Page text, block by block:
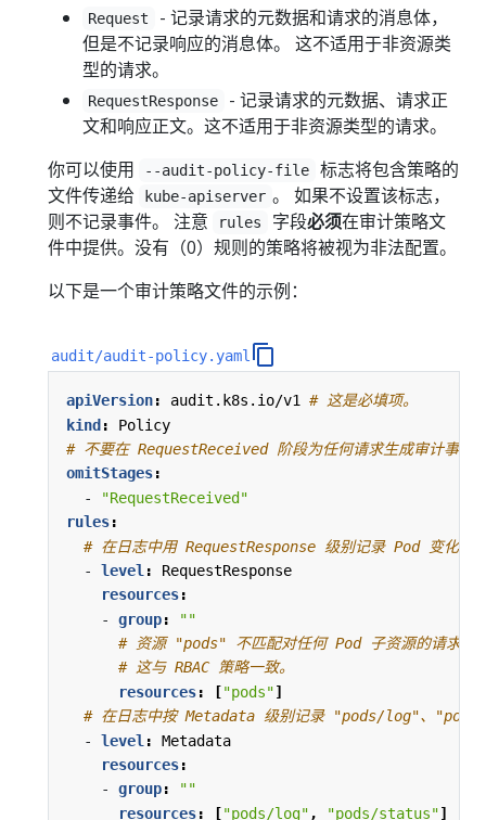
Request
- 记录请求的元数据和请求的消息体，
但是不记录响应的消息体。 这不适用于非资源类
型的请求。
RequestResponse
- 记录请求的元数据、请求正
文和响应正文。这不适用于非资源类型的请求。
你可以使用
--audit-policy-file
标志将包含策略的
文件传递给
kube-apiserver 。 如果不设置该标志，
则不记录事件。 注意
rules 字段必须在审计策略文
件中提供。没有（0）规则的策略将被视为非法配置。
以下是一个审计策略文件的示例：
audit/audit-policy.yaml
apiVersion: audit.k8s.io/v1
# 这是必填项。
kind:
Policy
# 不要在 RequestReceived 阶段为任何请求生成审计事件
omitStages:
-
"RequestReceived"
rules:
# 在日志中用 RequestResponse 级别记录 Pod 变化。
- level :
RequestResponse
resources:
- group:
""
# 资源 "pods" 不匹配对任何 Pod 子资源的请求，
# 这与 RBAC 策略一致。
resources: ["pods"]
# 在日志中按 Metadata 级别记录 "pods/log"、
- level :
Metadata
resources:
- group:
""
resources: ["pods/log" , "pods/status"]